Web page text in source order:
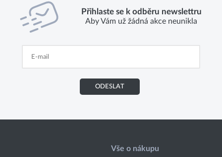
Přihlaste se k odběru newslettru
Aby Vám už žádná akce neunikla
ODESLAT
Vše o nákupu